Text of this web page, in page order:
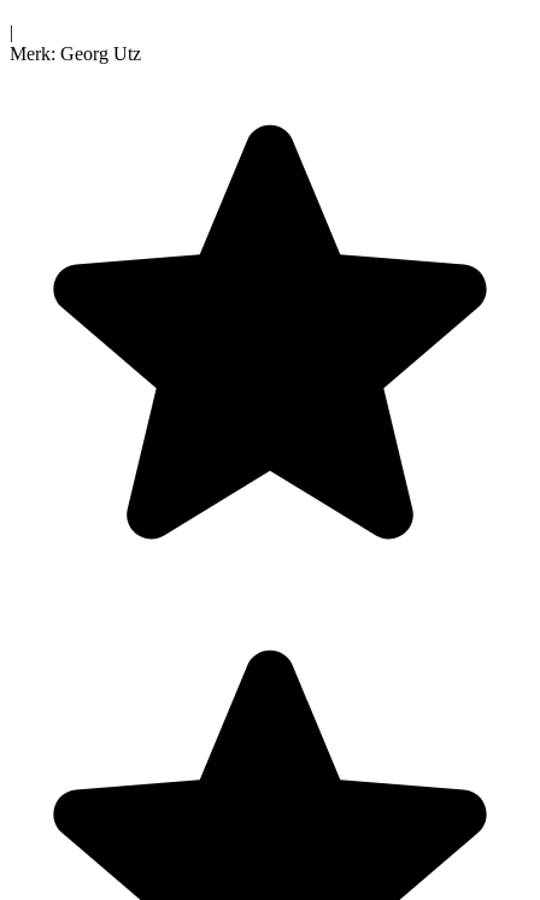
|
Merk: Georg Utz